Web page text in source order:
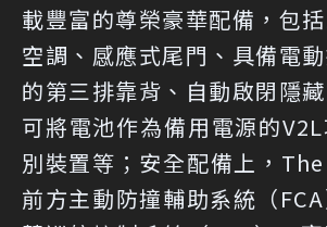
載豐富的尊榮豪華配備，包
空調、感應式尾門、具備電
的第三排靠背、自動啟閉隱
可將電池作為備用電源的
別裝置等；安全配備上，
前方主動防撞輔助系統（